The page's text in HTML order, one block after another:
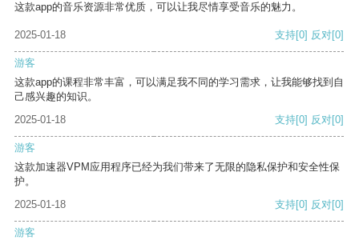
这款app的音乐资源非常优质，可以让我尽情享受音乐的魅力。
2025-01-18 支持[0] 反对[0]
游客
这款app的课程非常丰富，可以满足我不同的学习需求，让我能够找到自
己感兴趣的知识。
2025-01-18
支持[0] 反对[0]
游客
这款加速器VPM应用程序已经为我们带来了无限的隐私保护和安全性保
护。
2025-01-18
支持[0] 反对[0]
游客